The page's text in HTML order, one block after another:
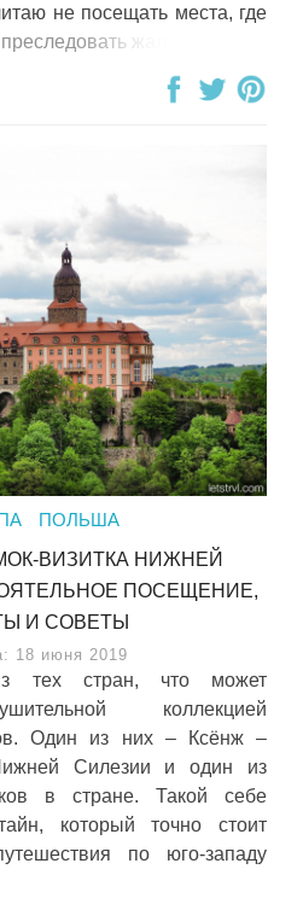
не посещать места, где
жалость к ним.
ПОЛЬША
ВИЗИТКА НИЖНЕЙ
ПОСЕЩЕНИЕ,
И СОВЕТЫ
18 июня 2019
тех стран, что может
коллекцией
Один из них – Ксёнж –
Силезии и один из
в стране. Такой себе
который точно стоит
по юго-западу